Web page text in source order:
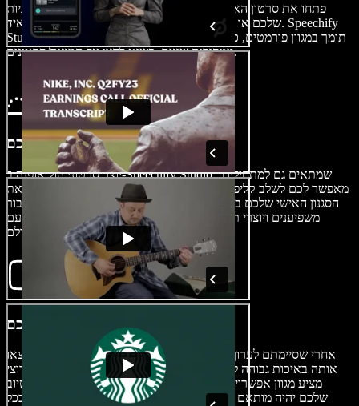
פתחו את סרטון האופנה שלכם בקלות על ידי ייבוא קליפים מהקניות
שלכם או מהול בגדים, בין אם צולמו באייפון או באנדרואיד. Speechify
Studio תומך במגוון פורמטים, כך שהתוכן שלכם יעבוד חלק עם צילומים
ממקורות שונים. פשוט לחצו על תמונות/סרטונים.
צרו את סרטון ההול אופנה שלכם
יוצר סרטוני הול אופנה ב-Speechify Studio, שמתאים גם למתחילים,
מאפשר לכם לשלב קליפים מהקניות, לבנות מעברים מרהיבים ולהציג את
הסגנון האישי שלכם בלי מאמץ – מה שהופך אותו לבחירה מעולה עבור
משפיענים ויוצרי תוכן שרוצים לחלוק את חוויות האופנה שלהם עם
ייצוא הסרטון שלכם
אחרי שסיימתם לערוך את יצירת המופת של הול האופנה שלכם, ייצאו
אותה באיכות גבוהה לשיתוף בכל פלטפורמות המדיה החברתית וערוצי
היוטיוב. Speechify Studio מציע מגוון אפשרויות ייצוא, כך שהתוכן
שלכם יהיה מותאם לכל פלטפורמה או מכשיר ויגיע לקהל שלכם בכל